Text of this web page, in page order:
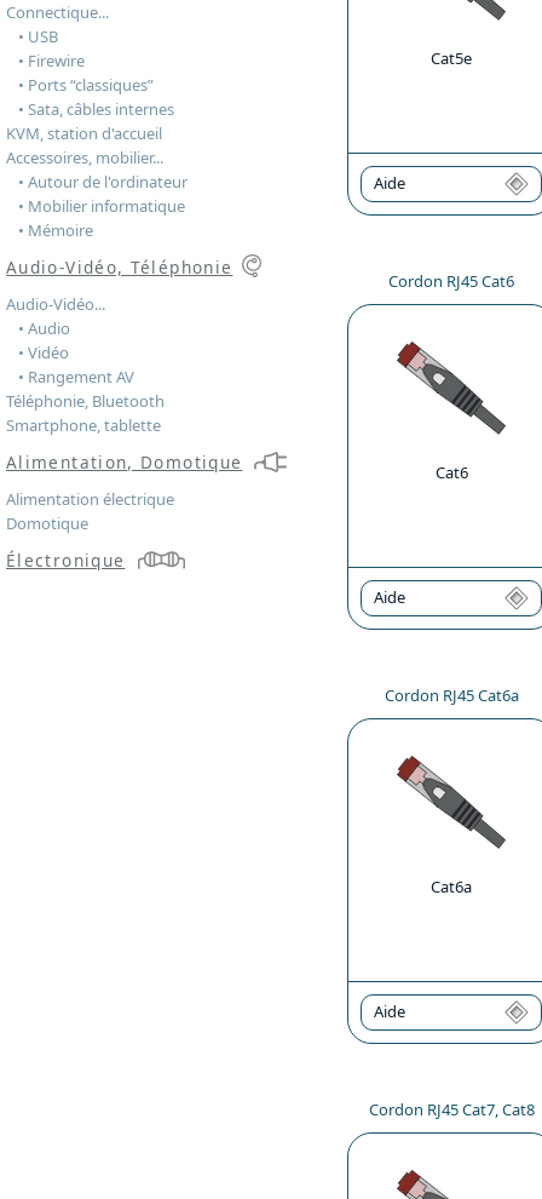
Cat5e
Aide
Cordon RJ45 Cat6
Cat6
Aide
Cordon RJ45 Cat6a
Cat6a
Aide
Cordon RJ45 Cat7, Cat8
Connectique...
• USB
• Firewire
• Ports “classiques”
• Sata, câbles internes
KVM, station d'accueil
Accessoires, mobilier...
• Autour de l'ordinateur
• Mobilier informatique
• Mémoire
Audio-Vidéo, Téléphonie
Audio-Vidéo...
• Audio
• Vidéo
• Rangement AV
Téléphonie, Bluetooth
Smartphone, tablette
Alimentation, Domotique
Alimentation électrique
Domotique
Électronique